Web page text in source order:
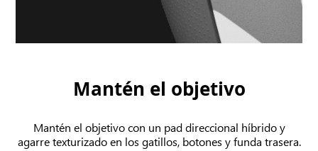
Mantén el objetivo
Mantén el objetivo con un pad direccional híbrido y
agarre texturizado en los gatillos, botones y funda trasera.